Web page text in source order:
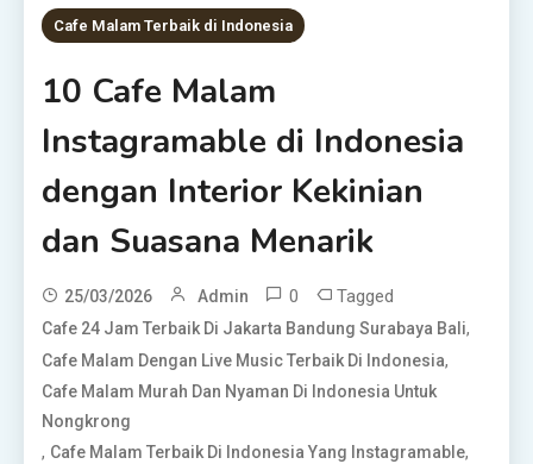
Cafe Malam Terbaik di Indonesia
10 Cafe Malam
Instagramable di Indonesia
dengan Interior Kekinian
dan Suasana Menarik
25/03/2026 Admin 0 Tagged
Cafe 24 Jam Terbaik Di Jakarta Bandung Surabaya Bali,
Cafe Malam Dengan Live Music Terbaik Di Indonesia,
Cafe Malam Murah Dan Nyaman Di Indonesia Untuk
Nongkrong
, Cafe Malam Terbaik Di Indonesia Yang Instagramable,